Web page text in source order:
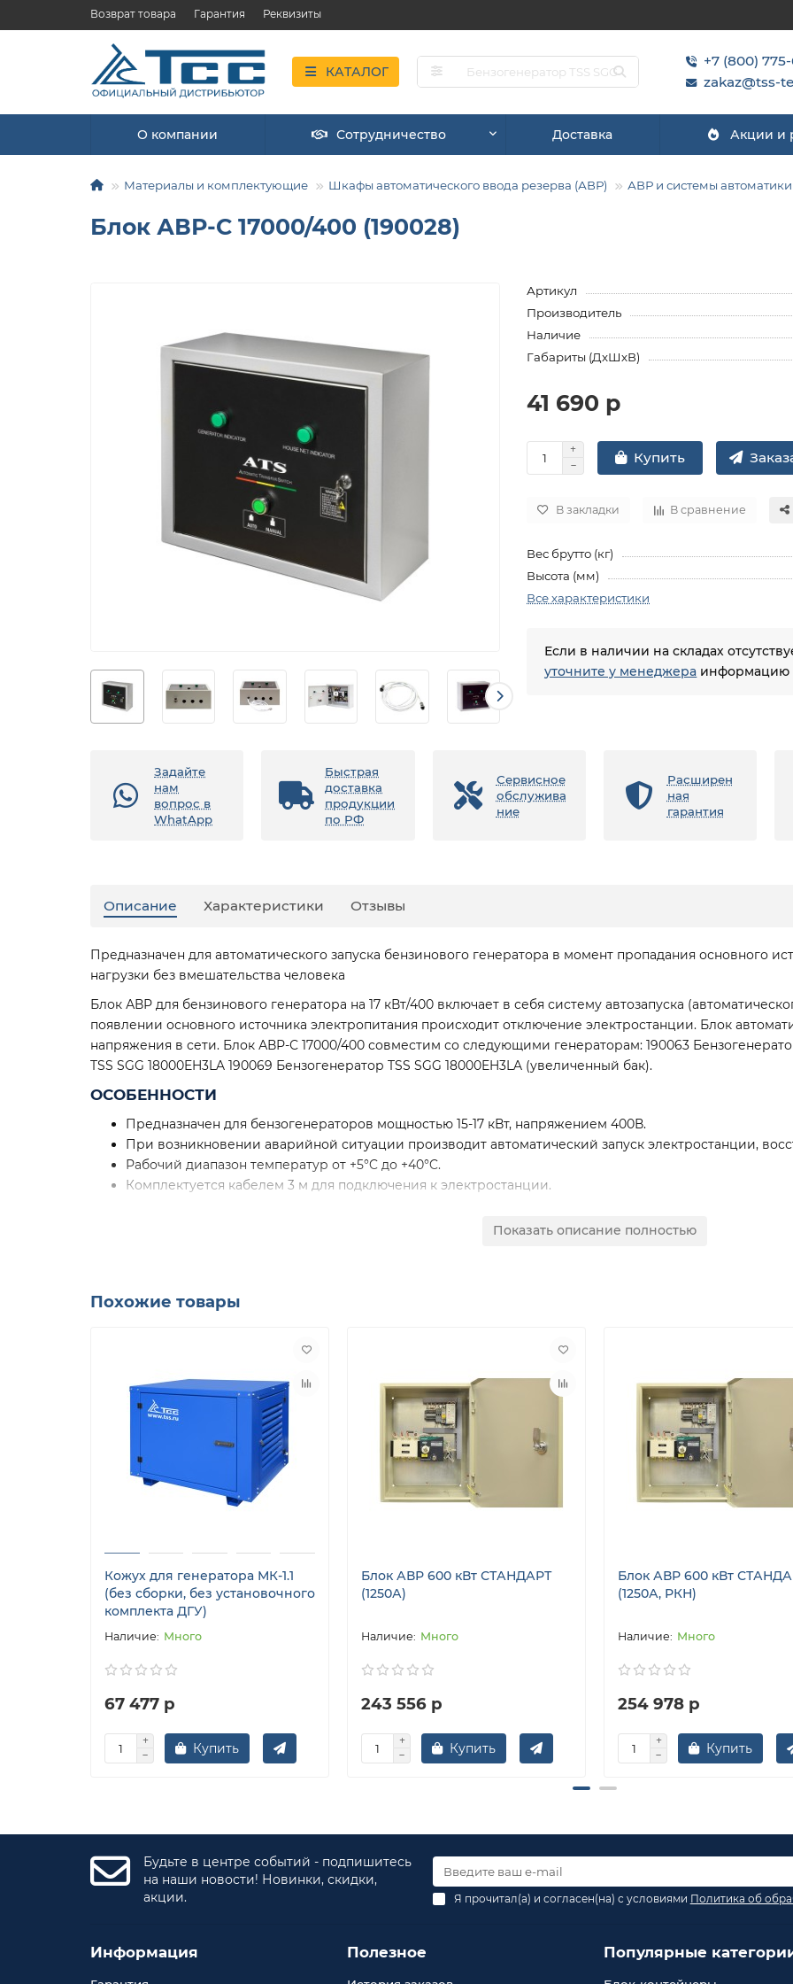
Возврат товара Гарантия Реквизиты
КАТАЛОГ
+7 (800)
zakaz@tss-
О компании Сотрудничество Доставка Акции и
Материалы и комплектующие Шкафы автоматического ввода резерва (АВР) АВР и системы
Блок АВР-С 17000/400 (190028)
Артикул
Производитель
Наличие
Габариты (ДхШхВ)
41 690 р
Купить
В закладки В сравнение
Вес брутто (кг)
Высота (мм)
Все характеристики
Если в наличии на складах
уточните у менеджера информацию
Задайте
нам
вопрос в
WhatApp
Быстрая
доставка
продукции
по РФ
Сервисное
обслужива
ние
Расширен
ная
гарантия
Описание Характеристики Отзывы
Предназначен для автоматического запуска бензинового генератора в момент пропадания основного
нагрузки без вмешательства человека
Блок АВР для бензинового генератора на 17 кВт/400 включает в себя систему автозапуска
появлении основного источника электропитания происходит отключение электростанции. Блок
напряжения в сети. Блок АВР-С 17000/400 совместим со следующими генераторам: 190063
TSS SGG 18000EH3LA 190069 Бензогенератор TSS SGG 18000EH3LA (увеличенный бак).
ОСОБЕННОСТИ
Предназначен для бензогенераторов мощностью 15-17 кВт, напряжением 400В.
При возникновении аварийной ситуации производит автоматический запуск электростанции,
Рабочий диапазон температур от +5°C до +40°C.
Комплектуется кабелем 3 м для подключения к электростанции.
Показать описание полностью
Похожие товары
Кожух для генератора МК-1.1
(без сборки, без установочного
комплекта ДГУ)
Много
67 477 р
Купить
Блок АВР 600 кВт СТАНДАРТ
(1250А)
Много
243 556 р
Купить
Блок АВР 600 кВт
(1250А, РКН)
Много
254 978 р
Купить
Будьте в центре событий - подпишитесь
на наши новости! Новинки, скидки,
акции.
Я прочитал(а) и согласен(на) с условиями Политика об
Информация Полезное Популярные